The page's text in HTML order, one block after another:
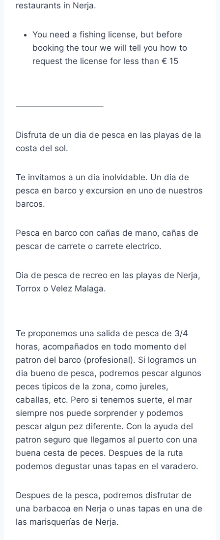
restaurants in Nerja.
You need a fishing license, but before
booking the tour we will tell you how to
request the license for less than € 15
——————————–
Disfruta de un dia de pesca en las playas de la
costa del sol.
Te invitamos a un dia inolvidable. Un dia de
pesca en barco y excursion en uno de nuestros
barcos.
Pesca en barco con cañas de mano, cañas de
pescar de carrete o carrete electrico.
Dia de pesca de recreo en las playas de Nerja,
Torrox o Velez Malaga.
Te proponemos una salida de pesca de 3/4
horas, acompañados en todo momento del
patron del barco (profesional). Si logramos un
dia bueno de pesca, podremos pescar algunos
peces tipicos de la zona, como jureles,
caballas, etc. Pero si tenemos suerte, el mar
siempre nos puede sorprender y podemos
pescar algun pez diferente. Con la ayuda del
patron seguro que llegamos al puerto con una
buena cesta de peces. Despues de la ruta
podemos degustar unas tapas en el varadero.
Despues de la pesca, podremos disfrutar de
una barbacoa en Nerja o unas tapas en una de
las marisquerías de Nerja.